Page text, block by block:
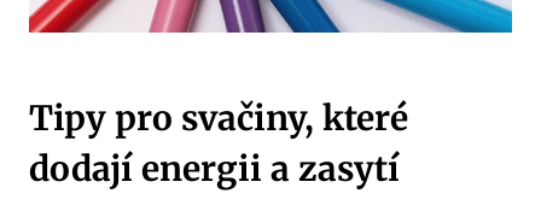
Tipy pro svačiny, které
dodají energii a zasytí